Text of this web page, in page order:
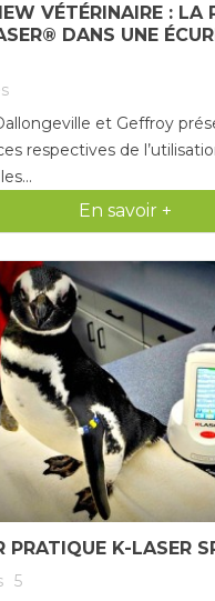
VÉTÉRINAIRE : LA
DANS UNE
et Geffroy
respectives de
En savoir +
PRATIQUE K-LASER
5